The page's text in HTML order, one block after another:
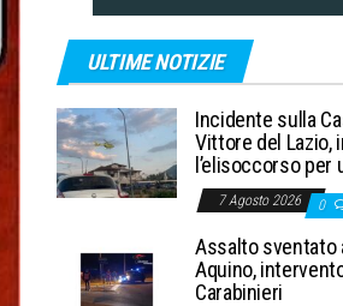
ULTIME NOTIZIE
Incidente sulla
Vittore del Lazio,
l’elisoccorso per
7 Agosto 2026 0
Assalto sventato
Aquino,
Carabinieri